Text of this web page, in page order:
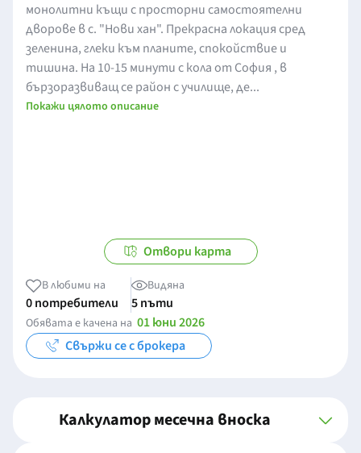
монолитни къщи с просторни самостоятелни
дворове в с. "Нови хан". Прекрасна локация сред
зеленина, глеки към планите, спокойствие и
тишина. На 10-15 минути с кола от София , в
бързоразвиващ се район с училище, де...
Покажи цялото описание
Отвори карта
В любими на
0 потребители
Видяна
5 пъти
Обявата е качена на 01 юни 2026
Свържи се с брокера
Калкулатор месечна вноска